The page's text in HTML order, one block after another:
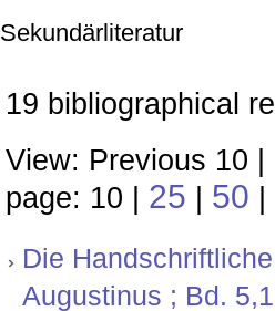
Sekundärliteratur
19 bibliographical
View: Previous 10 |
page: 10 | 25 | 50 |
Die
Augustinus ; Bd.